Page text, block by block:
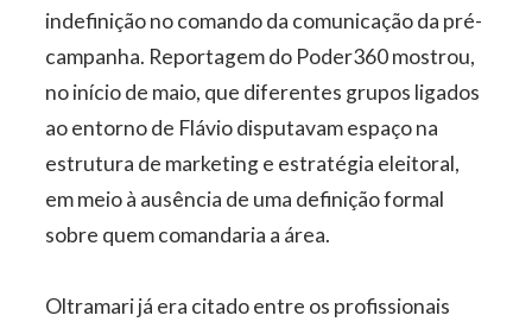
indefinição no comando da comunicação da pré-
campanha. Reportagem do Poder360 mostrou,
no início de maio, que diferentes grupos ligados
ao entorno de Flávio disputavam espaço na
estrutura de marketing e estratégia eleitoral,
em meio à ausência de uma definição formal
sobre quem comandaria a área.
Oltramari já era citado entre os profissionais